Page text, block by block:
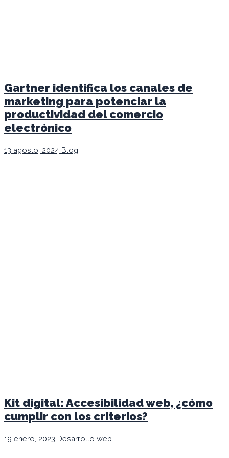
Gartner identifica los canales de
marketing para potenciar la
productividad del comercio
electrónico
13 agosto, 2024 Blog
Kit digital: Accesibilidad web, ¿cómo
cumplir con los criterios?
19 enero, 2023 Desarrollo web